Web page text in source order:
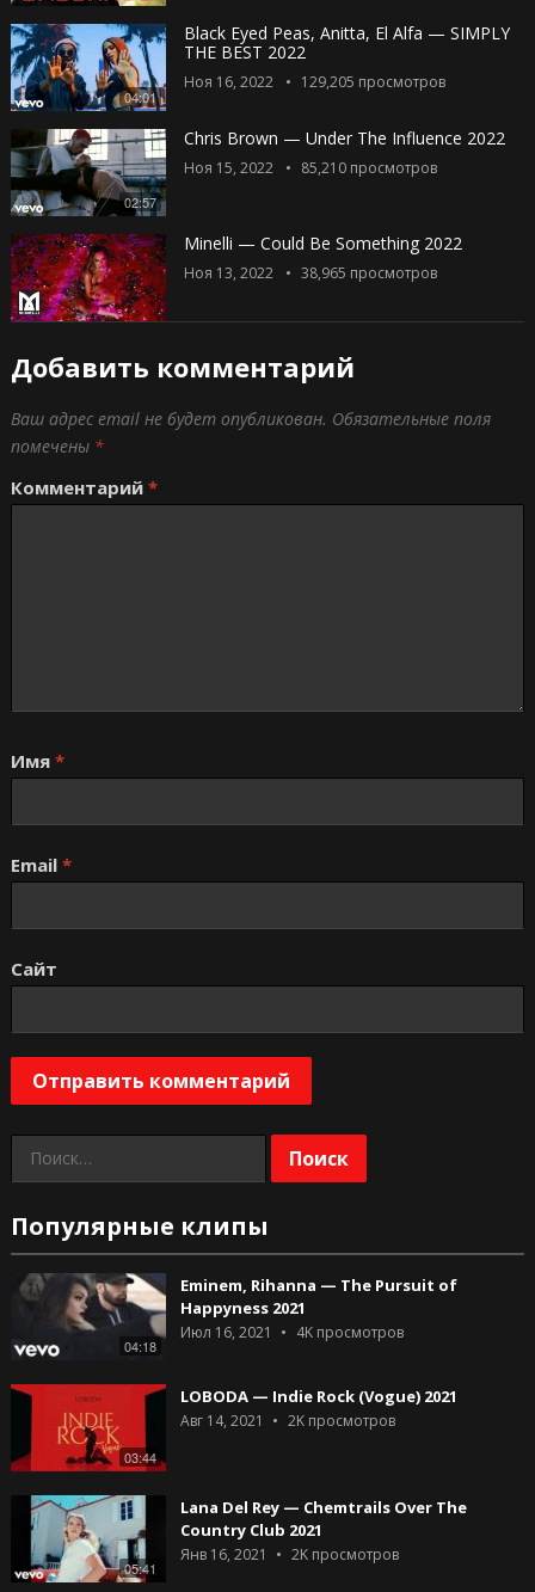
04:01
Black Eyed Peas, Anitta, El Alfa — SIMPLY
THE BEST 2022
Ноя 16, 2022 129,205 просмотров
02:57
Chris Brown — Under The Influence 2022
Ноя 15, 2022 85,210просмотров
Minelli — Could Be Something 2022
Ноя 13, 2022 38,965 просмотров
Добавить комментарий
Ваш адрес email не будет опубликован. Обязательные поля
помечены *
Комментарий *
Имя *
Email *
Сайт
Найти:
Популярные клипы
04:18
Eminem, Rihanna — The Pursuit of
Happyness 2021
Июл 16, 2021 4Kпросмотров
03:44
LOBODA — Indie Rock (Vogue) 2021
Авг 14, 2021 2Kпросмотров
05:41
Lana Del Rey — Chemtrails Over The
Country Club 2021
Янв 16, 2021 2Kпросмотров